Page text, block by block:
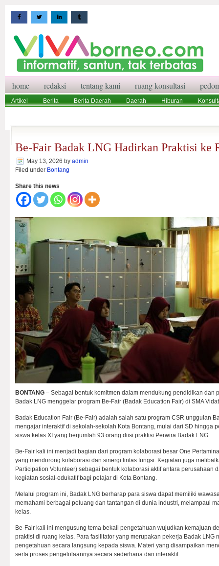
home redaksi tentang kami ruang konsultasi
Artikel Berita Berita Daerah Daerah Hiburan
Be-Fair Badak LNG Hadirkan Praktisi ke
May 13, 2026 by admin
Filed under Bontang
Share this news
BONTANG – Sebagai bentuk komitmen dalam mendukung pendidikan dan
Badak LNG menggelar program Be-Fair (Badak Education Fair) di SMA
Badak Education Fair (Be-Fair) adalah salah satu program CSR unggulan
mengajar interaktif di sekolah-sekolah Kota Bontang, mulai dari SD hingga
siswa kelas XI yang berjumlah 93 orang diisi praktisi Perwira Badak LNG.
Be-Fair kali ini menjadi bagian dari program kolaborasi besar One
yang mendorong kolaborasi dan sinergi lintas fungsi. Kegiatan juga
Participation Volunteer) sebagai bentuk kolaborasi aktif antara perusahaan
kegiatan sosial-edukatif bagi pelajar di Kota Bontang.
Melalui program ini, Badak LNG berharap para siswa dapat memiliki
memahami berbagai peluang dan tantangan di dunia industri, melampaui
kelas.
Be-Fair kali ini mengusung tema bekali pengetahuan wujudkan kemajuan
praktisi di ruang kelas. Para fasilitator yang merupakan pekerja Badak LNG
pengetahuan secara langsung kepada siswa. Materi yang disampaikan
serta proses pengelolaannya secara sederhana dan interaktif.